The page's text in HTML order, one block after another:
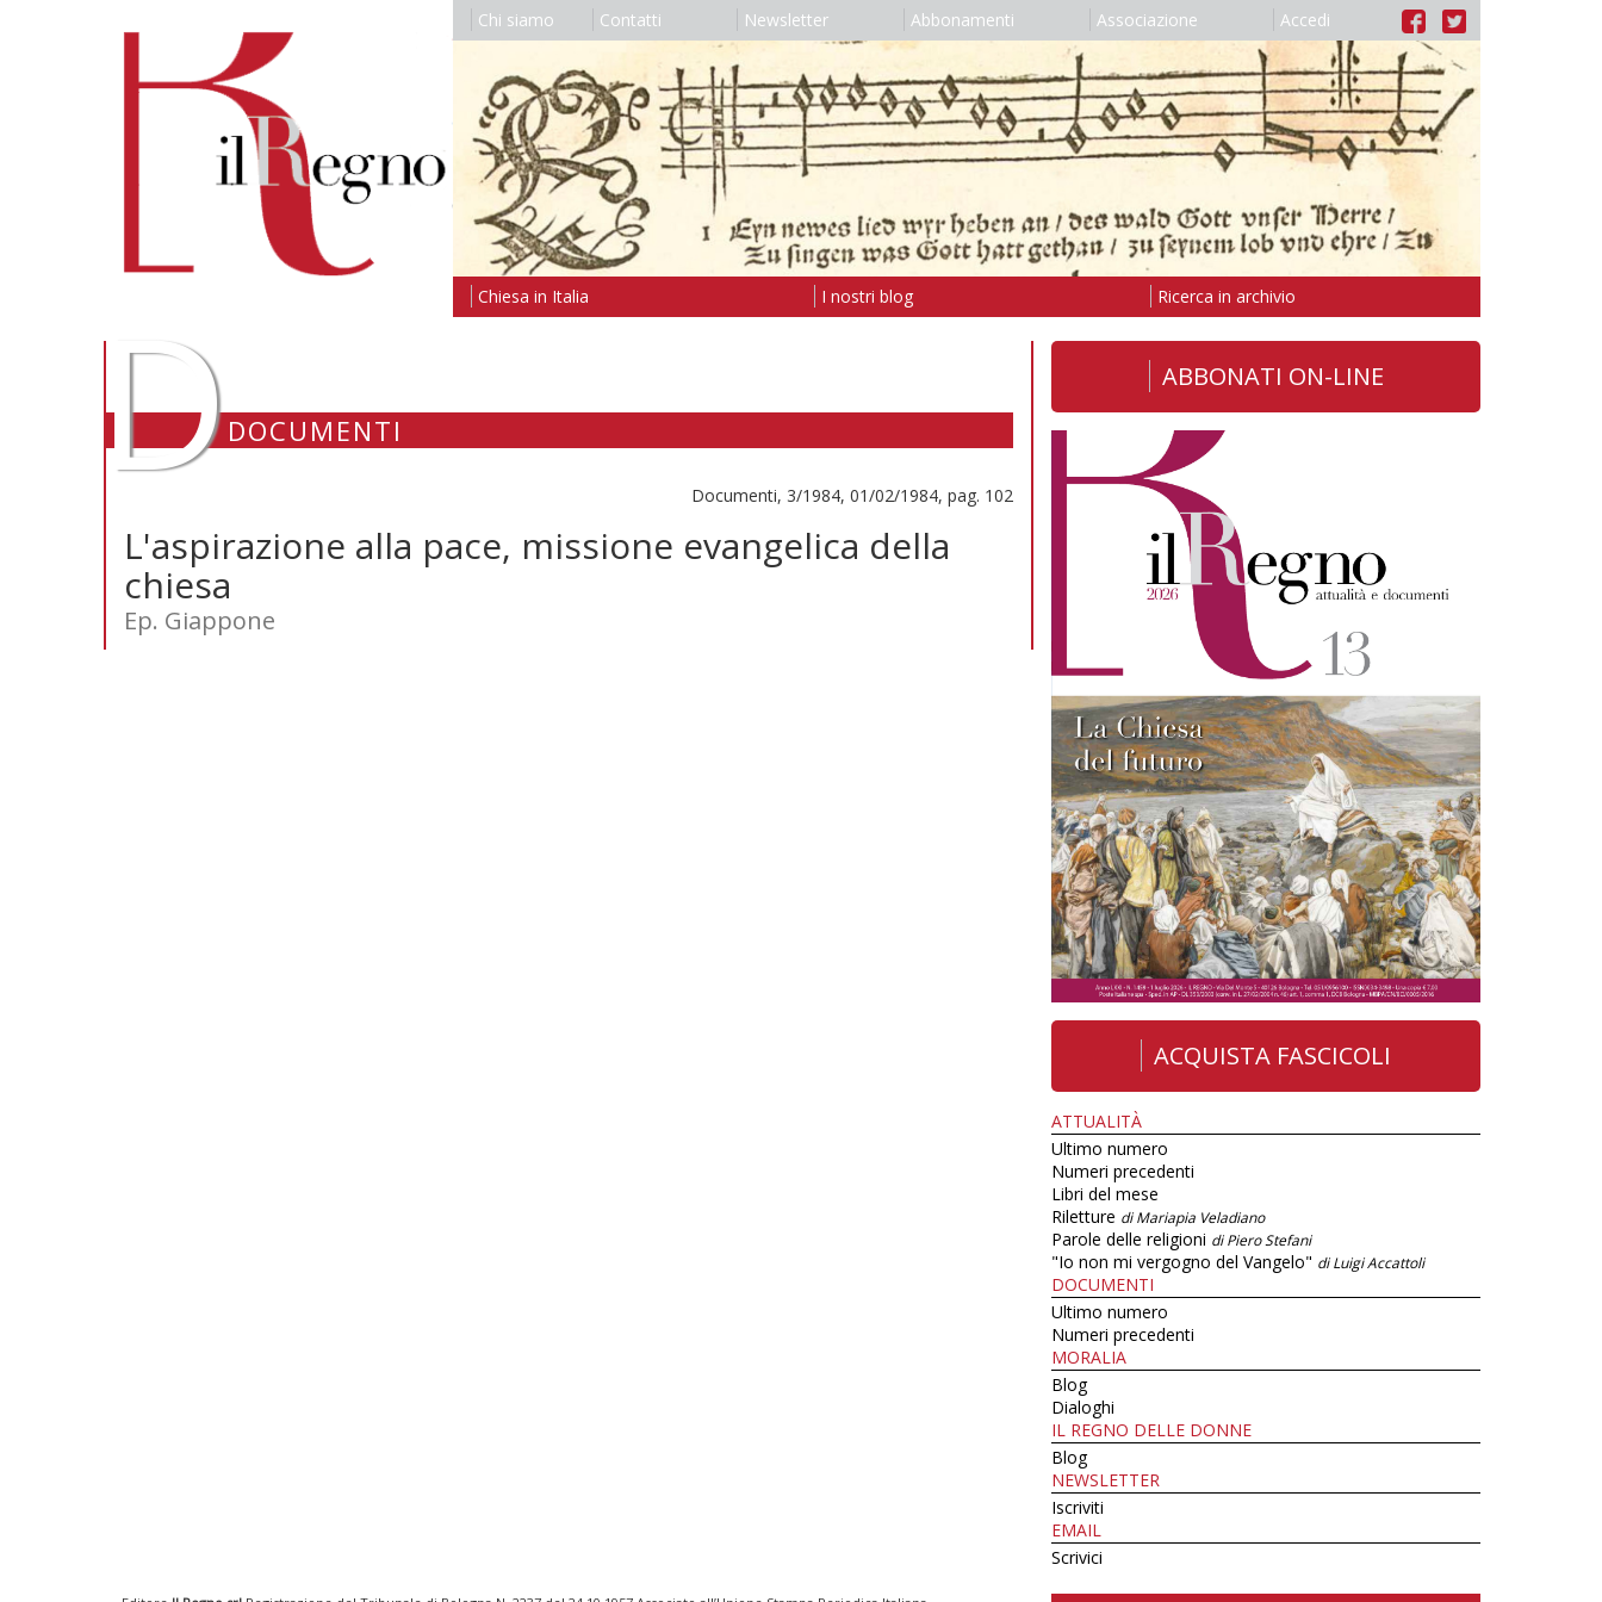
Chi siamo Contatti Newsletter Abbonamenti Associazione Accedi
Chiesa in Italia I nostri blog Ricerca in archivio
DDOCUMENTI
Documenti, 3/1984, 01/02/1984, pag. 102
L'aspirazione alla pace, missione evangelica della
chiesa
Ep. Giappone
ABBONATI ON-LINE
ACQUISTA FASCICOLI
ATTUALITÀ
Ultimo numero
Numeri precedenti
Libri del mese
Riletture di Mariapia Veladiano
Parole delle religioni di Piero Stefani
"Io non mi vergogno del Vangelo" di Luigi Accattoli
DOCUMENTI
Ultimo numero
Numeri precedenti
MORALIA
Blog
Dialoghi
IL REGNO DELLE DONNE
Blog
NEWSLETTER
Iscriviti
EMAIL
Scrivici